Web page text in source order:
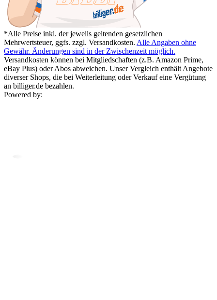
*Alle Preise inkl. der jeweils geltenden gesetzlichen
Mehrwertsteuer, ggfs. zzgl. Versandkosten. Alle Angaben ohne
Gewähr. Änderungen sind in der Zwischenzeit möglich.
Versandkosten können bei Mitgliedschaften (z.B. Amazon Prime,
eBay Plus) oder Abos abweichen. Unser Vergleich enthält Angebote
diverser Shops, die bei Weiterleitung oder Verkauf eine Vergütung
an billiger.de bezahlen.
Powered by: